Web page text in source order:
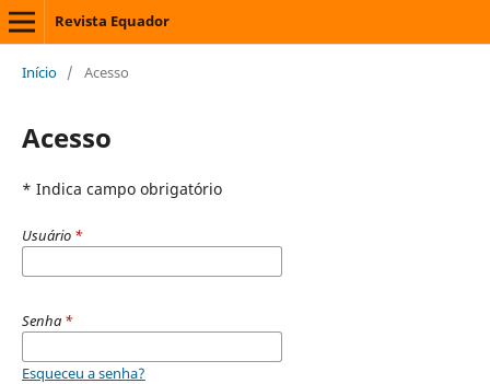
Revista Equador
Início / Acesso
Acesso
* Indica campo obrigatório
Usuário *
Senha *
Esqueceu a senha?